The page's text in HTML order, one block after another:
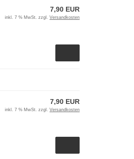
7,90 EUR
inkl. 7 % MwSt. zzgl. Versandkosten
7,90 EUR
inkl. 7 % MwSt. zzgl. Versandkosten